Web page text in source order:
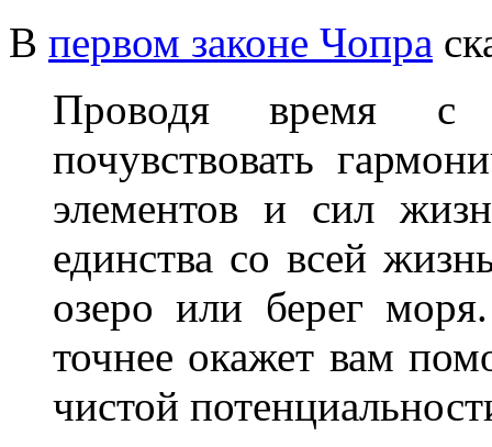
В первом законе Чопра
Проводя время с
почувствовать
элементов и сил
единства со всей
озеро или берег
точнее окажет вам
чистой